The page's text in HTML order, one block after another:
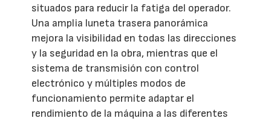
situados para reducir la fatiga del operador.
Una amplia luneta trasera panorámica
mejora la visibilidad en todas las direcciones
y la seguridad en la obra, mientras que el
sistema de transmisión con control
electrónico y múltiples modos de
funcionamiento permite adaptar el
rendimiento de la máquina a las diferentes